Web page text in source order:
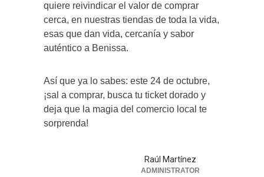
quiere reivindicar el valor de comprar
cerca, en nuestras tiendas de toda la vida,
esas que dan vida, cercanía y sabor
auténtico a Benissa.
Así que ya lo sabes: este 24 de octubre,
¡sal a comprar, busca tu ticket dorado y
deja que la magia del comercio local te
sorprenda!
Raúl Martínez
ADMINISTRATOR